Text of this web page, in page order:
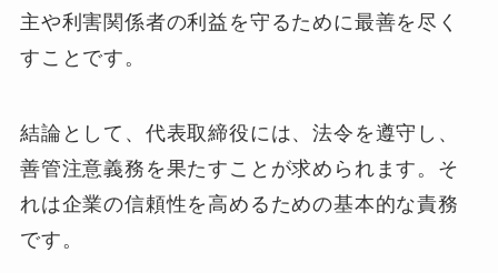
主や利害関係者の利益を守るために最善を尽く
すことです。
結論として、代表取締役には、法令を遵守し、
善管注意義務を果たすことが求められます。そ
れは企業の信頼性を高めるための基本的な責務
です。